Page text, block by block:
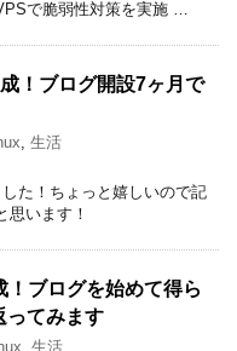
で脆弱性対策を実施 …
！ブログ開設7ヶ月で
生活
た！ちょっと嬉しいので記
思います！
ブログを始めて得ら
ってみます
生活